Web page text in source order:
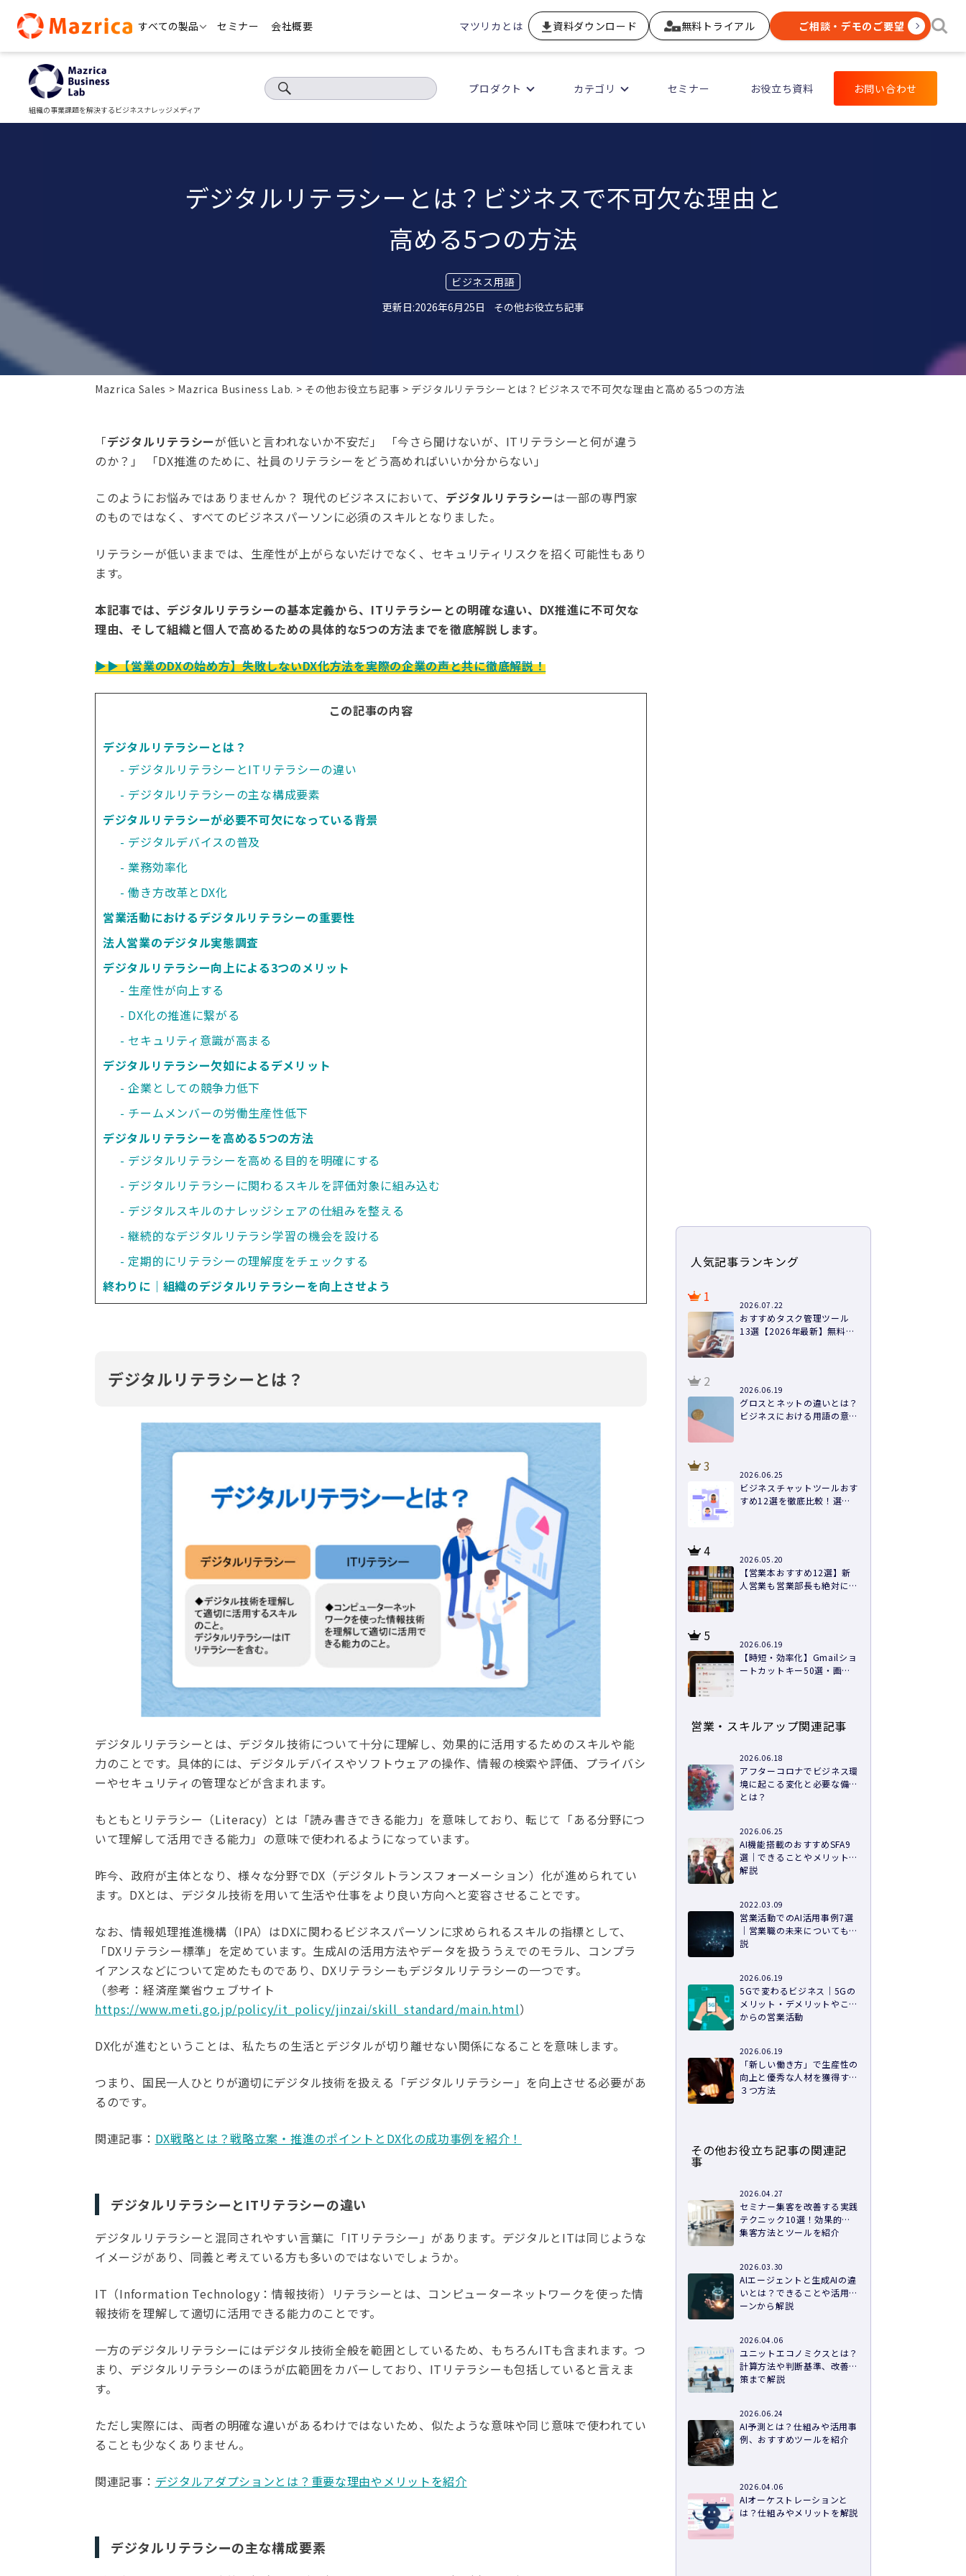
content
すべての製品 セミナー 会社概要 マツリカとは 資料ダウンロード 無料トライアル ご相談・デモのご要望
組織の事業課題を解決するビジネスナレッジメディア
プロダクト カテゴリ セミナー お役立ち資料 お問い合わせ
デジタルリテラシーとは？ビジネスで不可欠な理由と
高める5つの方法
ビジネス用語
2026年6月25日
その他お役立ち記事
Mazrica Sales Mazrica Business Lab. その他お役立ち記事 デジタルリテラシーとは？ビジネスで不可欠な理由と高める5つの方法
「デジタルリテラシーが低いと言われないか不安だ」 「今さら聞けないが、ITリテラシーと何が違う
のか？」 「DX推進のために、社員のリテラシーをどう高めればいいか分からない」
このようにお悩みではありませんか？ 現代のビジネスにおいて、 デジタルリテラシーは一部の専門家
のものではなく、すべてのビジネスパーソンに必須のスキルとなりました。
リテラシーが低いままでは、生産性が上がらないだけでなく、セキュリティリスクを招く可能性もあり
ます。
本記事では、デジタルリテラシーの基本定義から、ITリテラシーとの明確な違い、DX推進に不可欠な
理由、そして組織と個人で高めるための具体的な5つの方法までを徹底解説します。
▶▶【営業のDXの始め方】失敗しないDX化方法を実際の企業の声と共に徹底解説！
この記事の内容
デジタルリテラシーとは？
デジタルリテラシーとITリテラシーの違い
デジタルリテラシーの主な構成要素
デジタルリテラシーが必要不可欠になっている背景
デジタルデバイスの普及
業務効率化
働き方改革とDX化
営業活動におけるデジタルリテラシーの重要性
法人営業のデジタル実態調査
デジタルリテラシー向上による3つのメリット
生産性が向上する
DX化の推進に繋がる
セキュリティ意識が高まる
デジタルリテラシー欠如によるデメリット
企業としての競争力低下
チームメンバーの労働生産性低下
デジタルリテラシーを高める5つの方法
デジタルリテラシーを高める目的を明確にする
デジタルリテラシーに関わるスキルを評価対象に組み込む
デジタルスキルのナレッジシェアの仕組みを整える
継続的なデジタルリテラシ学習の機会を設ける
定期的にリテラシーの理解度をチェックする
終わりに｜組織のデジタルリテラシーを向上させよう
デジタルリテラシーとは？
デジタルリテラシーとは、デジタル技術について十分に理解し、効果的に活用するためのスキルや能
力のことです。具体的には、デジタルデバイスやソフトウェアの操作、情報の検索や評価、プライバシ
ーやセキュリティの管理などが含まれます。
もともとリテラシー（Literacy）とは「読み書きできる能力」を意味しており、転じて「ある分野につ
いて理解して活用できる能力」の意味で使われるようになっています。
昨今、政府が主体となり、様々な分野でDX（デジタルトランスフォーメーション）化が進められてい
ます。DXとは、デジタル技術を用いて生活や仕事をより良い方向へと変容させることです。
なお、情報処理推進機構（IPA）はDXに関わるビジネスパーソンに求められるスキルの指標として、
「DXリテラシー標準」を定めています。生成AIの活用方法やデータを扱ううえでのモラル、コンプラ
イアンスなどについて定めたものであり、DXリテラシーもデジタルリテラシーの一つです。
（参考：経済産業省ウェブサイト
https://www.meti.go.jp/policy/it_policy/jinzai/skill_standard/main.html）
DX化が進むということは、私たちの生活とデジタルが切り離せない関係になることを意味します。
つまり、国民一人ひとりが適切にデジタル技術を扱える「デジタルリテラシー」を向上させる必要があ
るのです。
関連記事： DX戦略とは？戦略立案・推進のポイントとDX化の成功事例を紹介！
デジタルリテラシーとITリテラシーの違い
デジタルリテラシーと混同されやすい言葉に「ITリテラシー」があります。デジタルとITは同じような
イメージがあり、同義と考えている方も多いのではないでしょうか。
IT（Information Technology：情報技術）リテラシーとは、コンピューターネットワークを使った情
報技術を理解して適切に活用できる能力のことです。
一方のデジタルリテラシーにはデジタル技術全般を範囲としているため、もちろんITも含まれます。つ
まり、デジタルリテラシーのほうが広範囲をカバーしており、ITリテラシーも包括していると言えま
す。
ただし実際には、両者の明確な違いがあるわけではないため、似たような意味や同じ意味で使われてい
ることも少なくありません。
関連記事： デジタルアダプションとは？重要な理由やメリットを紹介
デジタルリテラシーの主な構成要素
人気記事ランキング
1
2026.07.22
おすすめタスク管理ツール
13選【2026年最新】無料あ
2
2026.06.19
グロスとネットの違いとは？
ビジネスにおける用語の意味
3
2026.06.25
ビジネスチャットツールおす
すめ12選を徹底比較！選び
4
2026.05.20
【営業本おすすめ12選】新
人営業も営業部長も絶対に読
5
2026.06.19
【時短・効率化】Gmailショ
ートカットキー50選・画像
営業・スキルアップ関連記事
2026.06.18
アフターコロナでビジネス環
境に起こる変化と必要な備え
とは？
2026.06.25
AI機能搭載のおすすめSFA9
選｜できることやメリットを
解説
2022.03.09
営業活動でのAI活用事例7選
｜営業職の未来についても解
説
2026.06.19
5Gで変わるビジネス｜5Gの
メリット・デメリットやこれ
からの営業活動
2026.06.19
「新しい働き方」で生産性の
向上と優秀な人材を獲得する
３つ方法
その他お役立ち記事の関連記
事
2026.04.27
セミナー集客を改善する実践
テクニック10選！効果的な
集客方法とツールを紹介
2026.03.30
AIエージェントと生成AIの違
いとは？できることや活用シ
ーンから解説
2026.04.06
ユニットエコノミクスとは？
計算方法や判断基準、改善施
策まで解説
2026.06.24
AI予測とは？仕組みや活用事
例、おすすめツールを紹介
2026.04.06
AIオーケストレーションと
は？仕組みやメリットを解説